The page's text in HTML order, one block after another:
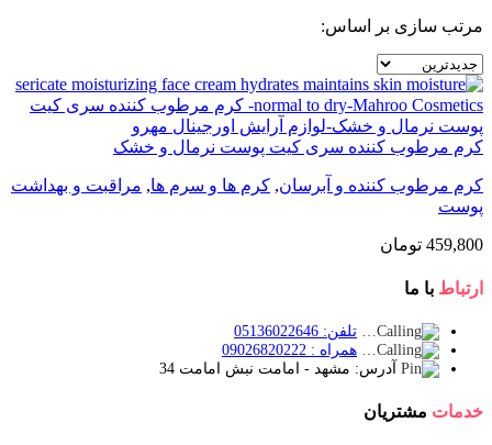
مرتب سازی بر اساس:
کرم مرطوب کننده سری کیت پوست نرمال و خشک
کرم مرطوب کننده و آبرسان, کرم ها و سرم ها, مراقبت و بهداشت
پوست
459,800 تومان
ارتباط با ما
تلفن: 05136022646
همراه : 09026820222
آدرس: مشهد - امامت نبش امامت 34
خدمات مشتریان